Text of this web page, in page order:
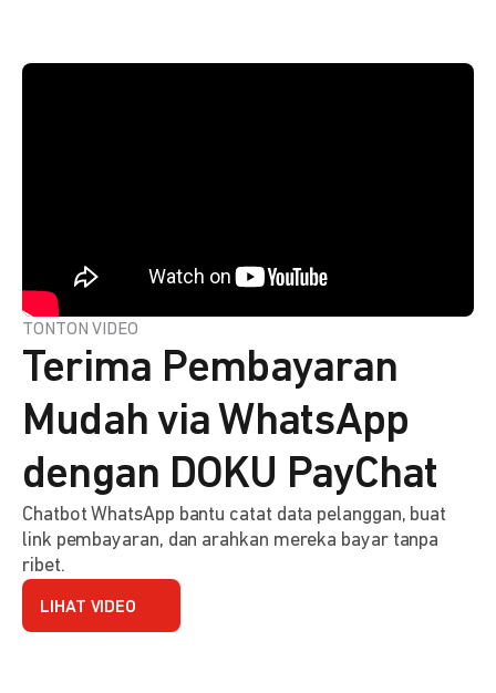
TONTON VIDEO
Terima Pembayaran
Mudah via WhatsApp
dengan DOKU PayChat
Chatbot WhatsApp bantu catat data pelanggan, buat
link pembayaran, dan arahkan mereka bayar tanpa
ribet.
LIHAT VIDEO